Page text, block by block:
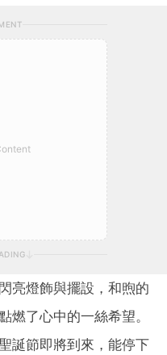
個美好瞬間
亮燈飾與擺設，和煦的
燃了心中的一絲希望。
誕節即將到來，能停下